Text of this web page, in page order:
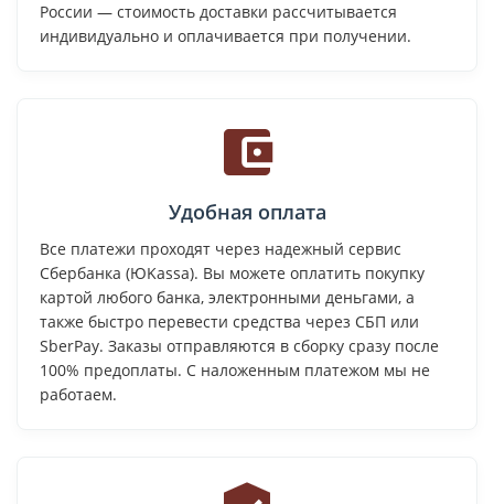
России — стоимость доставки рассчитывается
индивидуально и оплачивается при получении.
Удобная оплата
Все платежи проходят через надежный сервис
Сбербанка (ЮKassa). Вы можете оплатить покупку
картой любого банка, электронными деньгами, а
также быстро перевести средства через СБП или
SberPay. Заказы отправляются в сборку сразу после
100% предоплаты. С наложенным платежом мы не
работаем.